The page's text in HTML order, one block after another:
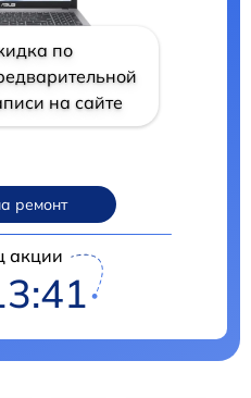
по
на сайте
ремонт
акции